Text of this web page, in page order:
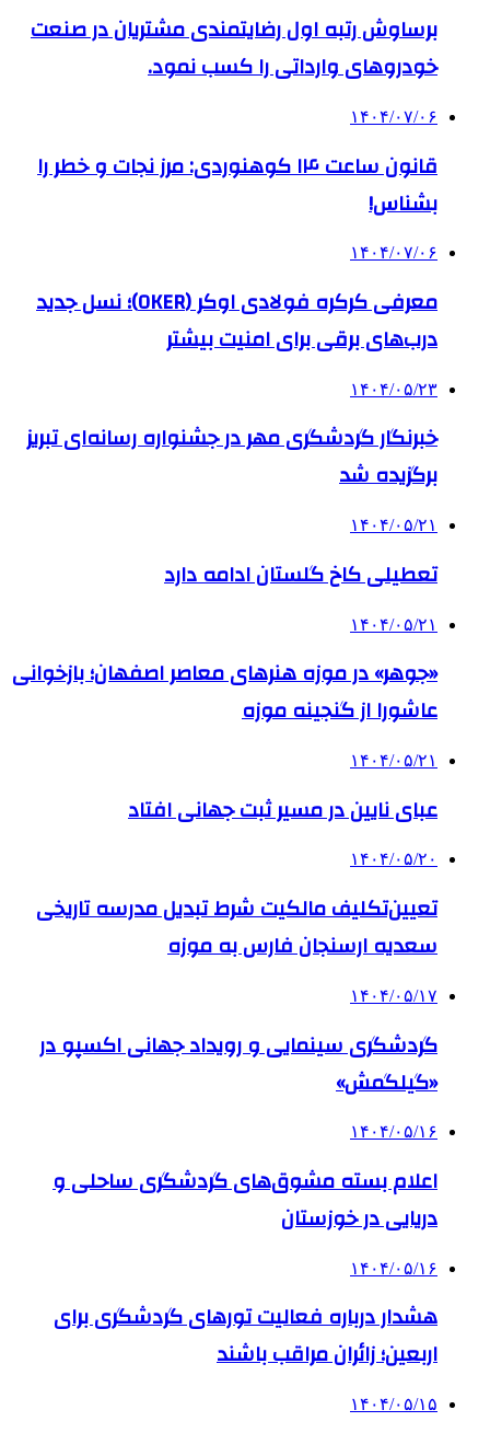
برساوش رتبه اول رضایتمندی مشتریان در صنعت
خودروهای وارداتی را کسب نمود.
۱۴۰۴/۰۷/۰۶
قانون ساعت ۱۴ کوهنوردی: مرز نجات و خطر را
بشناس!
۱۴۰۴/۰۷/۰۶
معرفی کرکره فولادی اوکر (OKER)؛ نسل جدید
درب‌های برقی برای امنیت بیشتر
۱۴۰۴/۰۵/۲۳
خبرنگار گردشگری مهر در جشنواره رسانه‌ای تبریز
برگزیده شد
۱۴۰۴/۰۵/۲۱
تعطیلی کاخ گلستان ادامه دارد
۱۴۰۴/۰۵/۲۱
«جوهر» در موزه هنرهای معاصر اصفهان؛ بازخوانی
عاشورا از گنجینه موزه
۱۴۰۴/۰۵/۲۱
عبای نایین در مسیر ثبت جهانی افتاد
۱۴۰۴/۰۵/۲۰
تعیین‌تکلیف مالکیت شرط تبدیل مدرسه تاریخی
سعدیه ارسنجان فارس به موزه
۱۴۰۴/۰۵/۱۷
گردشگری سینمایی و رویداد جهانی اکسپو در
«گیلگمش»
۱۴۰۴/۰۵/۱۶
اعلام بسته مشوق‌های گردشگری ساحلی و
دریایی در خوزستان
۱۴۰۴/۰۵/۱۶
هشدار درباره فعالیت تورهای گردشگری برای
اربعین؛ زائران مراقب باشند
۱۴۰۴/۰۵/۱۵